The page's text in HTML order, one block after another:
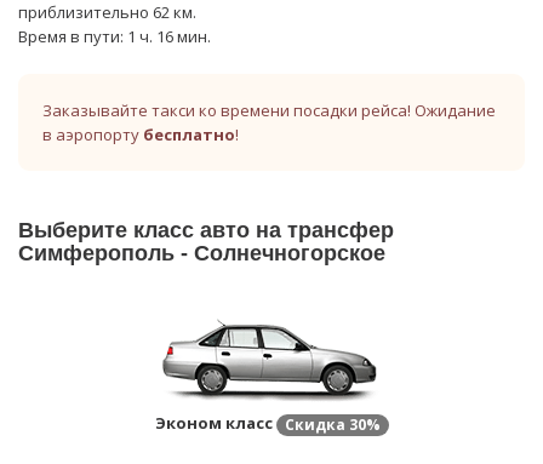
приблизительно 62 км.
Время в пути: 1 ч. 16 мин.
Заказывайте такси ко времени посадки рейса! Ожидание
в аэропорту бесплатно!
Выберите класс авто на трансфер
Симферополь - Солнечногорское
Эконом класс Скидка 30%